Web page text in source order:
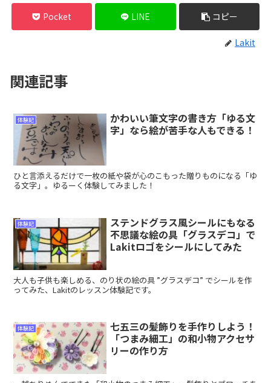
Pocket LINE コピー
Lakit
関連記事
体験記
かわいい筆文字の書き方「ゆる文
字」なら絵が苦手な人もできる！
ひと言添えるだけで一枚の紙や袋が心のこもった贈りものになる「ゆ
る文字」。ゆるーく体験してみました！
体験記
ステンドグラス風シールにもなる
不思議な絵の具「グラスデコ」で
Lakitロゴをシールにしてみた
大人も子供も楽しめる、のり状の絵の具 ”グラスデコ” でシールを作
ってみた、Lakitのレッスン体験記です。
体験記
七五三の髪飾りを手作りしよう！
「つまみ細工」の和小物アクセサ
リーの作り方